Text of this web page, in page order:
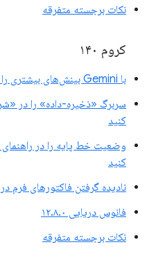
نکات برجسته متفرقه
کروم ۱۴۰
با Gemini بینش‌های بیشتری را اشکال‌زدایی کنید
سربرگ «ذخیره-داده» را در
کنید
کنید
نادیده گرفتن فاکتورهای فرم
فانوس دریایی ۱۲.۸.۰
نکات برجسته متفرقه